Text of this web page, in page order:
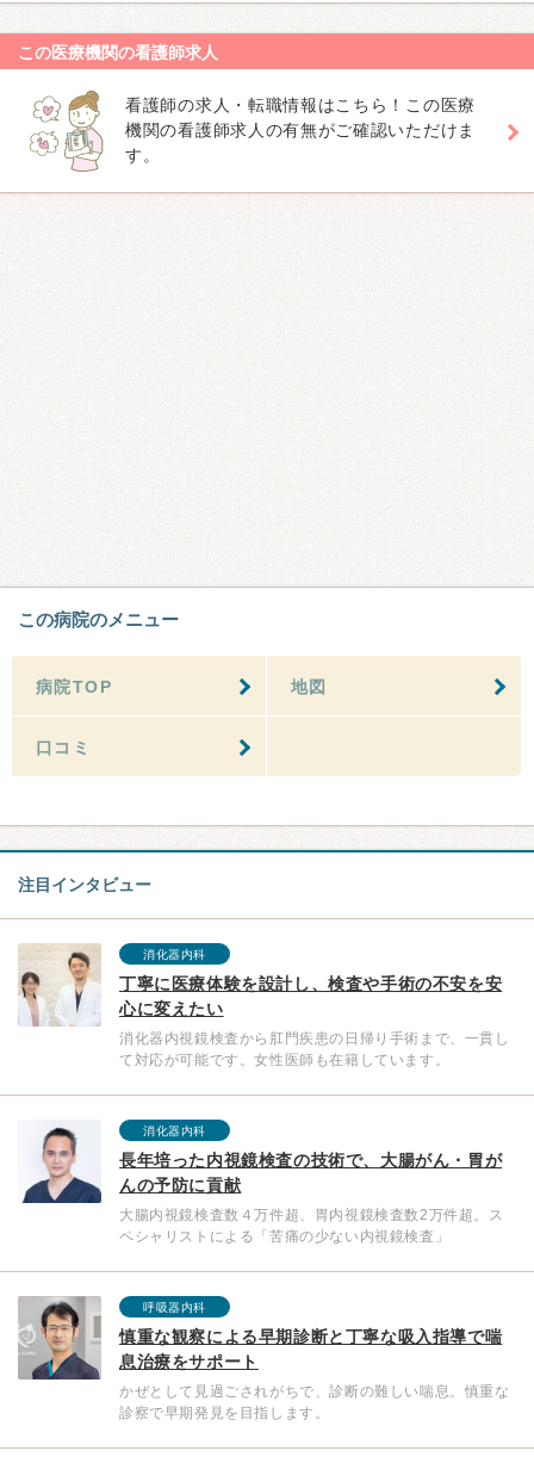
この医療機関の看護師求人
看護師の求人・転職情報はこちら！この医療
機関の看護師求人の有無がご確認いただけま
す。
この病院のメニュー
病院TOP 地図
口コミ
注目インタビュー
消化器内科
丁寧に医療体験を設計し、検査や手術の不安を安
心に変えたい
消化器内視鏡検査から肛門疾患の日帰り手術まで、一貫し
て対応が可能です。女性医師も在籍しています。
消化器内科
長年培った内視鏡検査の技術で、大腸がん・胃が
んの予防に貢献
大腸内視鏡検査数４万件超、胃内視鏡検査数2万件超。ス
ペシャリストによる「苦痛の少ない内視鏡検査」
呼吸器内科
慎重な観察による早期診断と丁寧な吸入指導で喘
息治療をサポート
かぜとして見過ごされがちで、診断の難しい喘息。慎重な
診察で早期発見を目指します。